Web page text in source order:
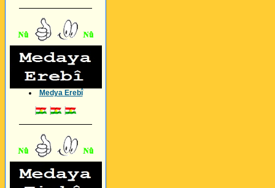
Medya Erebî